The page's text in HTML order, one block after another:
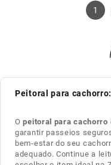
1
Peitoral para
Opeitoral para cachorro
garantir passeios
bem-estar do seu
adequado. Continue a